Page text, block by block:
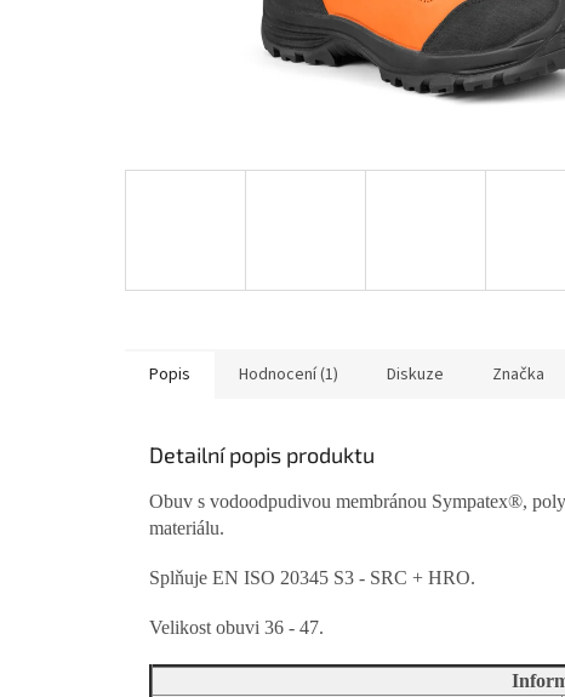
Popis Hodnocení (1) Diskuze Značka
Detailní popis produktu
Obuv s vodoodpudivou membránou Sympatex®,
materiálu.
Splňuje EN ISO 20345 S3 - SRC + HRO.
Velikost obuvi 36 - 47.